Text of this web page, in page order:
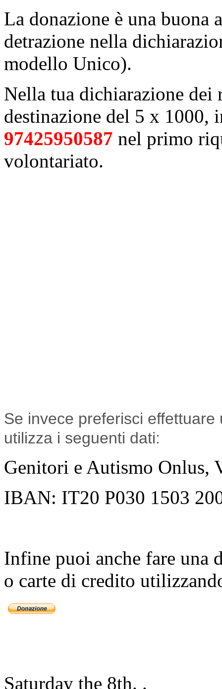
La donazione è una buona
detrazione nella
modello Unico).
Nella tua dichiarazione dei
destinazione del 5 x 1000,
97425950587 nel primo
volontariato.
Se invece preferisci
utilizza i seguenti dati:
Genitori e Autismo Onlus,
IBAN: IT20 P030 1503
Infine puoi anche fare una
o carte di credito
Saturday the 8th. .